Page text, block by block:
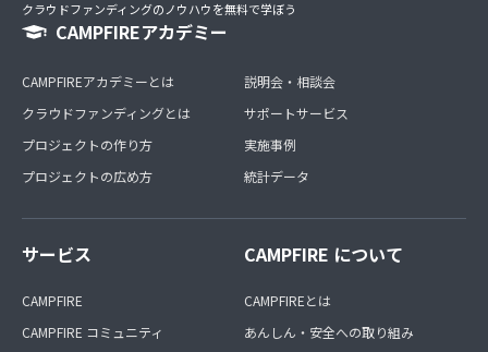
クラウドファンディングのノウハウを無料で学ぼう
CAMPFIREアカデミー
CAMPFIREアカデミーとは
クラウドファンディングとは
プロジェクトの作り方
プロジェクトの広め方
説明会・相談会
サポートサービス
実施事例
統計データ
サービス
CAMPFIRE
CAMPFIRE コミュニティ
CAMPFIRE について
CAMPFIREとは
あんしん・安全への取り組み